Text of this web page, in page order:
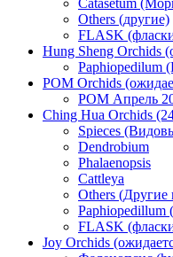
Catasetum
Others (другие)
FLASK
Hung Sheng Orchids
Paphiopedilum
POM Orchids
POM Апрель
Ching Hua Orchids
Spieces
Dendrobium
Phalaenopsis
Cattleya
Others
Paphiopedillum
FLASK
Joy Orchids